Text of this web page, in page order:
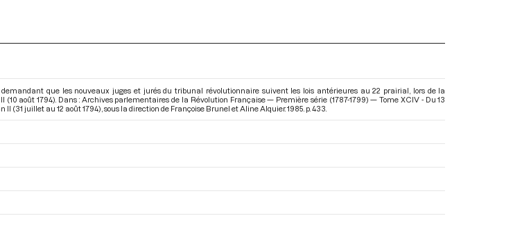
demandant que les nouveaux juges et jurés du tribunal révolutionnaire suivent les lois antérieures au 22 prairial, lors de la
(10 août 1794). Dans : Archives parlementaires de la Révolution Française — Première série (1787-1799) — Tome XCIV - Du 13
II (31 juillet au 12 août 1794) , sous la direction de Françoise Brunel et Aline Alquier. 1985. p. 433.